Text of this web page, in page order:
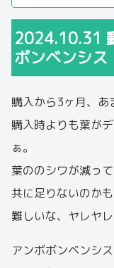
2024.10.31
ボンベンシス
購入から3ヶ月、あ
購入時よりも葉が
ぁ。
葉ののシワが減っ
共に足りないのかも
難しいな、ヤレヤレ
アンボボンベンシ